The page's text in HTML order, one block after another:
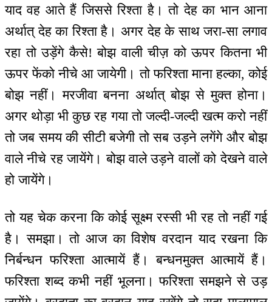
याद वह आते हैं जिससे रिश्ता है। तो देह का भान आना
अर्थात् देह का रिश्ता है। अगर देह के साथ जरा-सा लगाव
रहा तो उड़ेंगे कैसे! बोझ वाली चीज़ को ऊपर कितना भी
ऊपर फेंको नीचे आ जायेगी। तो फरिश्ता माना हल्का, कोई
बोझ नहीं। मरजीवा बनना अर्थात् बोझ से मुक्त होना।
अगर थोड़ा भी कुछ रह गया तो जल्दी-जल्दी खत्म करो नहीं
तो जब समय की सीटी बजेगी तो सब उड़ने लगेंगे और बोझ
वाले नीचे रह जायेंगे। बोझ वाले उड़ने वालों को देखने वाले
हो जायेंगे।
तो यह चेक करना कि कोई सूक्ष्म रस्सी भी रह तो नहीं गई
है। समझा। तो आज का विशेष वरदान याद रखना कि
निर्बन्धन फरिश्ता आत्मायें हैं। बन्धनमुक्त आत्मायें हैं।
फरिश्ता शब्द कभी नहीं भूलना। फरिश्ता समझने से उड़